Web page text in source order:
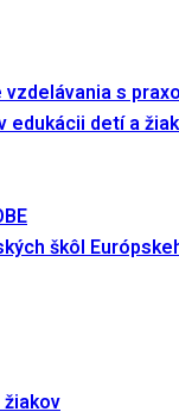
vzdelávania s
edukácii detí a
škôl